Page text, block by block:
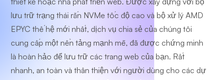
lưu trữ trạng thái rắn NVMe tốc độ cao và bộ xử lý AMD
EPYC thế hệ mới nhất, dịch vụ chia sẻ của chúng tôi
cung cấp một nền tảng mạnh mẽ, đã được chứng minh
là hoàn hảo để lưu trữ các trang web của bạn. Rất
nhanh, an toàn và thân thiện với người dùng cho các dự